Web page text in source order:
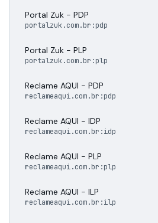
Portal Zuk - PDP
portalzuk.com.br:pdp
Portal Zuk - PLP
portalzuk.com.br:plp
Reclame AQUI - PDP
reclameaqui.com.br:pdp
Reclame AQUI - IDP
reclameaqui.com.br:idp
Reclame AQUI - PLP
reclameaqui.com.br:plp
Reclame AQUI - ILP
reclameaqui.com.br:ilp